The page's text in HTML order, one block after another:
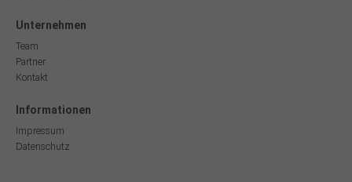
Unternehmen
Team
Partner
Kontakt
Informationen
Impressum
Datenschutz